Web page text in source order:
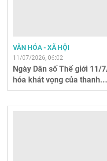
VĂN HÓA - XÃ HỘI
11/07/2026, 06:02
Ngày Dân số Thế giới 11/
hóa khát vọng của thanh...